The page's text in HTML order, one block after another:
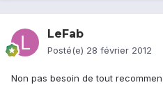
LeFab
Posté(e) 28 février 2012
Non pas besoin de tout